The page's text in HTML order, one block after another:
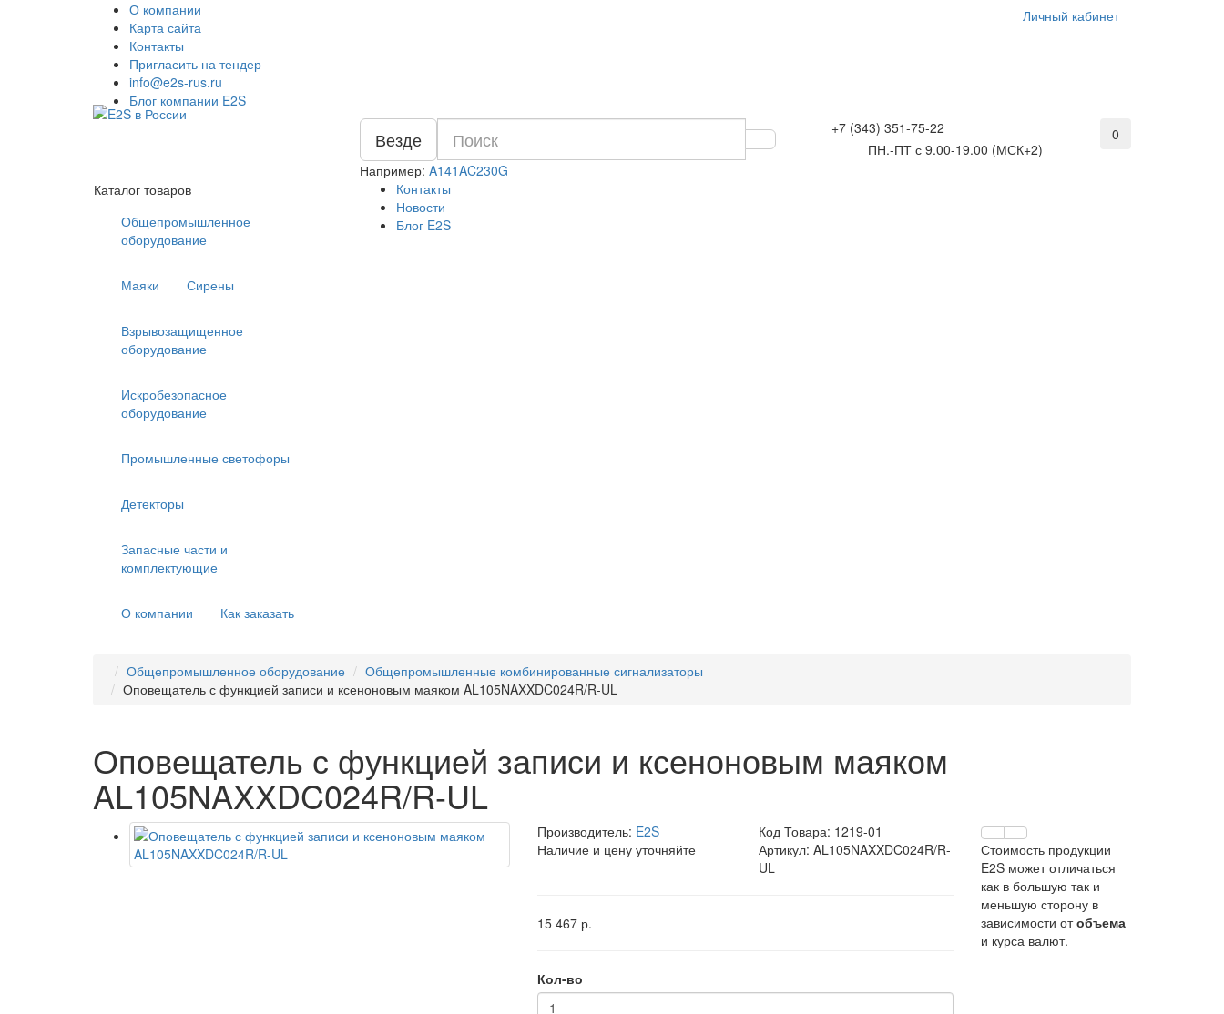
Личный кабинет
О компании
Карта сайта
Контакты
Пригласить на тендер
info@e2s-rus.ru
Блог компании E2S
+7 (343) 351-75-22
ПН.-ПТ с 9.00-19.00 (МСК+2)
0
Везде
Например: A141AC230G
Контакты
Новости
Блог E2S
Каталог товаров
Общепромышленное
оборудование
Маяки Сирены
Взрывозащищенное
оборудование
Искробезопасное
оборудование
Промышленные светофоры
Детекторы
Запасные части и
комплектующие
О компании Как заказать
Общепромышленное оборудование
Общепромышленные комбинированные сигнализаторы
Оповещатель с функцией записи и ксеноновым маяком AL105NAXXDC024R/R-UL
Оповещатель с функцией записи и ксеноновым маяком
AL105NAXXDC024R/R-UL
Производитель: E2S Код Товара: 1219-01
Наличие и цену уточняйте
Артикул: AL105NAXXDC024R/R-
UL
15 467 р.
Кол-во
Стоимость продукции
E2S может отличаться
как в большую так и
меньшую сторону в
зависимости отобъема
и курса валют.